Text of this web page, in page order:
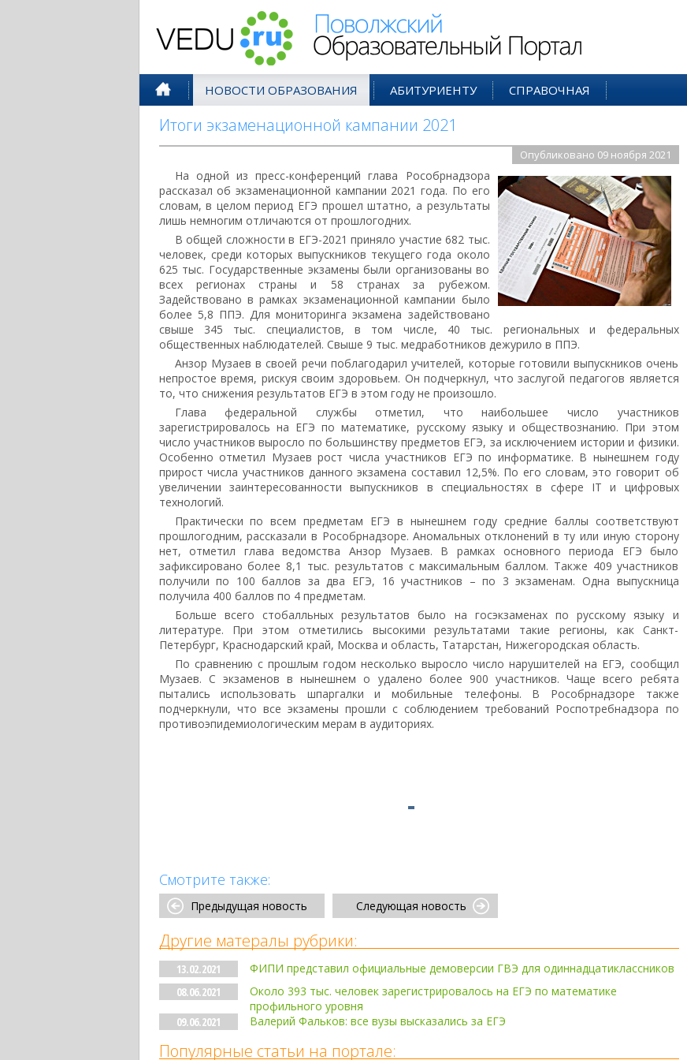
НОВОСТИ ОБРАЗОВАНИЯ АБИТУРИЕНТУ СПРАВОЧНАЯ
Итоги экзаменационной кампании 2021
Опубликовано 09 ноября 2021
На одной из пресс-конференций глава Рособрнадзора
рассказал об экзаменационной кампании 2021 года. По его
словам, в целом период ЕГЭ прошел штатно, а результаты
лишь немногим отличаются от прошлогодних.
В общей сложности в ЕГЭ-2021 приняло участие 682 тыс.
человек, среди которых выпускников текущего года около
625 тыс. Государственные экзамены были организованы во
всех регионах страны и 58 странах за рубежом.
Задействовано в рамках экзаменационной кампании было
более 5,8 ППЭ. Для мониторинга экзамена задействовано
свыше 345 тыс. специалистов, в том числе, 40 тыс. региональных и федеральных
общественных наблюдателей. Свыше 9 тыс. медработников дежурило в ППЭ.
Анзор Музаев в своей речи поблагодарил учителей, которые готовили выпускников очень
непростое время, рискуя своим здоровьем. Он подчеркнул, что заслугой педагогов является
то, что снижения результатов ЕГЭ в этом году не произошло.
Глава федеральной службы отметил, что наибольшее число участников
зарегистрировалось на ЕГЭ по математике, русскому языку и обществознанию. При этом
число участников выросло по большинству предметов ЕГЭ, за исключением истории и физики.
Особенно отметил Музаев рост числа участников ЕГЭ по информатике. В нынешнем году
прирост числа участников данного экзамена составил 12,5%. По его словам, это говорит об
увеличении заинтересованности выпускников в специальностях в сфере IT и цифровых
технологий.
Практически по всем предметам ЕГЭ в нынешнем году средние баллы соответствуют
прошлогодним, рассказали в Рособрнадзоре. Аномальных отклонений в ту или иную сторону
нет, отметил глава ведомства Анзор Музаев. В рамках основного периода ЕГЭ было
зафиксировано более 8,1 тыс. результатов с максимальным баллом. Также 409 участников
получили по 100 баллов за два ЕГЭ, 16 участников – по 3 экзаменам. Одна выпускница
получила 400 баллов по 4 предметам.
Больше всего стобалльных результатов было на госэкзаменах по русскому языку и
литературе. При этом отметились высокими результатами такие регионы, как Санкт-
Петербург, Краснодарский край, Москва и область, Татарстан, Нижегородская область.
По сравнению с прошлым годом несколько выросло число нарушителей на ЕГЭ, сообщил
Музаев. С экзаменов в нынешнем о удалено более 900 участников. Чаще всего ребята
пытались использовать шпаргалки и мобильные телефоны. В Рособрнадзоре также
подчеркнули, что все экзамены прошли с соблюдением требований Роспотребнадзора по
противоэпидемиологическим мерам в аудиториях.
Смотрите также:
Предыдущая новость Следующая новость
Другие матералы рубрики:
13.02.2021
ФИПИ представил официальные демоверсии ГВЭ для одиннадцатиклассников
08.06.2021
Около 393 тыс. человек зарегистрировалось на ЕГЭ по математике
профильного уровня
09.06.2021
Валерий Фальков: все вузы высказались за ЕГЭ
Популярные статьи на портале: